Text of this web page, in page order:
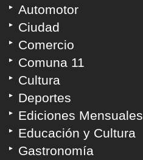
Automotor
Ciudad
Comercio
Comuna 11
Cultura
Deportes
Ediciones Mensuales
Educación y Cultura
Gastronomía